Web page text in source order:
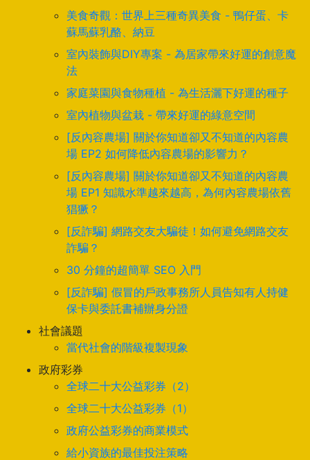
美食奇觀：世界上三種奇異美食 - 鴨仔蛋、卡
蘇馬蘇乳酪、納豆
室內裝飾與DIY專案 - 為居家帶來好運的創意魔
法
家庭菜園與食物種植 - 為生活灑下好運的種子
室內植物與盆栽 - 帶來好運的綠意空間
[反內容農場] 關於你知道卻又不知道的內容農
場 EP2 如何降低內容農場的影響力？
[反內容農場] 關於你知道卻又不知道的內容農
場 EP1 知識水準越來越高，為何內容農場依舊
猖獗？
[反詐騙] 網路交友大騙徒！如何避免網路交友
詐騙？
30 分鐘的超簡單 SEO 入門
[反詐騙] 假冒的戶政事務所人員告知有人持健
保卡與委託書補辦身分證
社會議題
當代社會的階級複製現象
政府彩券
全球二十大公益彩券（2）
全球二十大公益彩券（1）
政府公益彩券的商業模式
給小資族的最佳投注策略